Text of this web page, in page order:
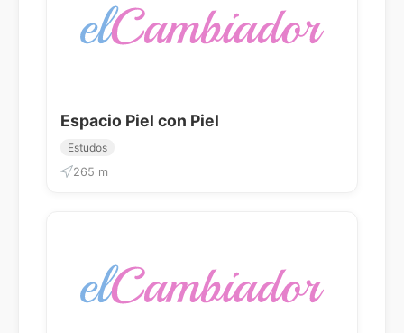
Espacio Piel con Piel
Estudos
265 m